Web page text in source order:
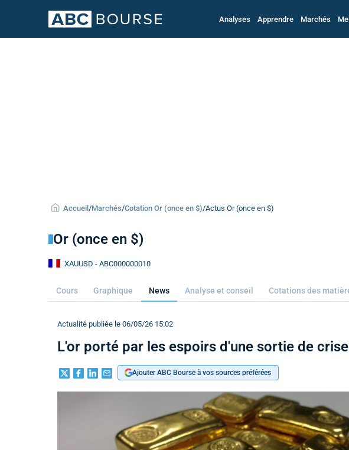
Analyses Apprendre Marchés
Accueil /Marchés/Cotation Or (once en $)/Actus Or (once en $)
Or (once en $)
XAUUSD - ABC000000010
Cours Graphique News Analyse et conseil Cotations des
Actualité publiée le 06/05/26 15:02
L'or porté par les espoirs d'une sortie de
Ajouter ABC Bourse à vos sources préférées